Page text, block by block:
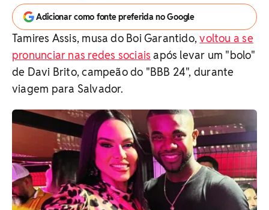
Adicionar como fonte preferida no Google
Tamires Assis, musa do Boi Garantido,voltou a se
pronunciar nas redes sociais após levar um "bolo"
de Davi Brito, campeão do "BBB 24", durante
viagem para Salvador.